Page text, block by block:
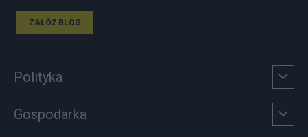
ZAŁÓŻ BLOG
Polityka
Gospodarka